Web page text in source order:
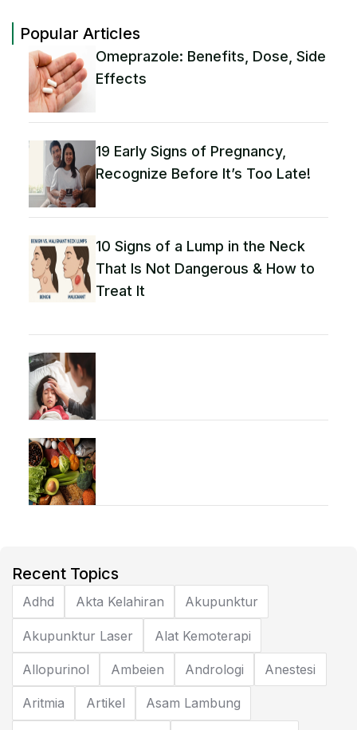
Popular Articles
Omeprazole: Benefits, Dose, Side
Effects
19 Early Signs of Pregnancy,
Recognize Before It’s Too Late!
10 Signs of a Lump in the Neck
That Is Not Dangerous & How to
Treat It
Recent Topics
Adhd Akta Kelahiran Akupunktur
Akupunktur Laser Alat Kemoterapi
Allopurinol Ambeien Andrologi Anestesi
Aritmia Artikel Asam Lambung